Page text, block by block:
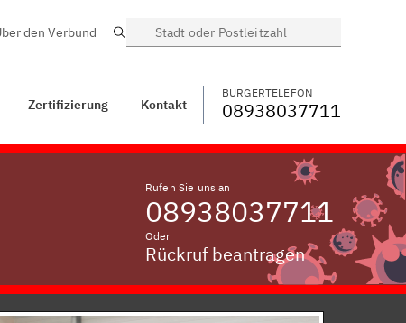
WECHSELN
den Verbund Suche
Zertifizierung Kontakt
BÜRGERTELEFON
08938037711
Rufen Sie uns an
08938037711
Oder
Rückruf beantragen